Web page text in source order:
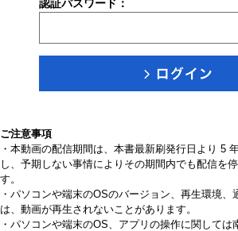
認証パスワード：
ご注意事項
・本動画の配信期間は、本書最新刷発行日より 5
し、予期しない事情によりその期間内でも配信を
す。
・パソコンや端末のOSのバージョン、再生環境、
は、動画が再生されないことがあります。
・パソコンや端末のOS、アプリの操作に関して